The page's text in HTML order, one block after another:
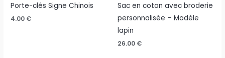
Porte-clés Signe Chinois
4.00 €
Sac en coton avec broderie
personnalisée – Modèle
lapin
26.00 €